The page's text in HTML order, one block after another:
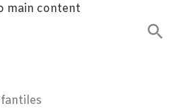
main content